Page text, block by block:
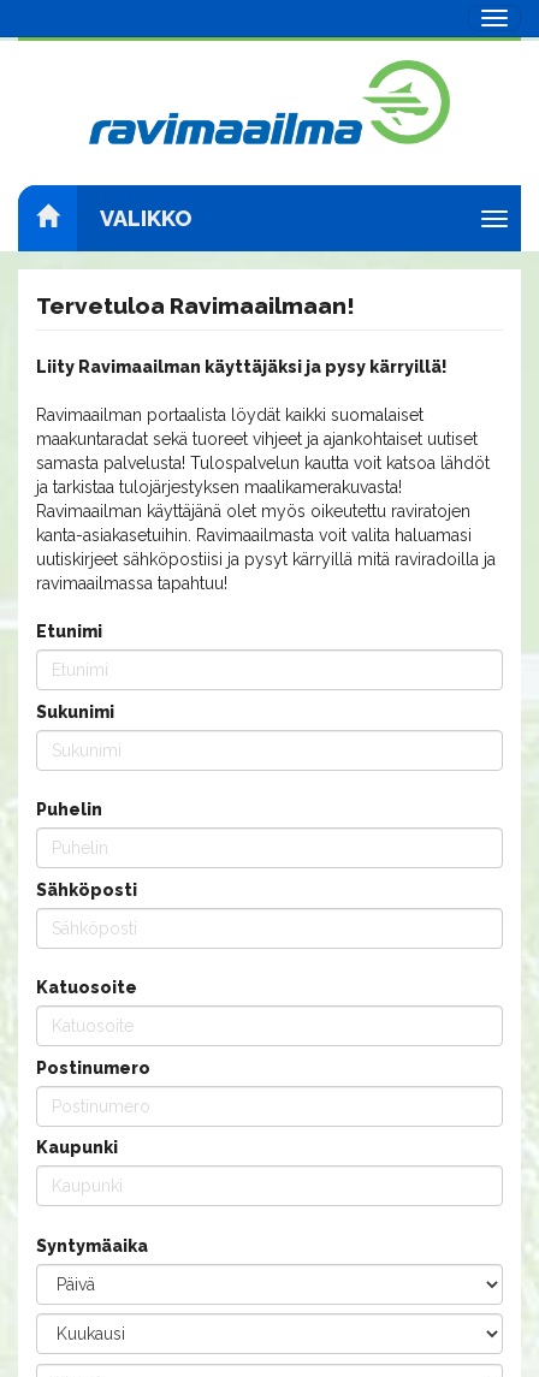
VALIKKO
Tervetuloa Ravimaailmaan!
Liity Ravimaailman käyttäjäksi ja pysy kärryillä!
Ravimaailman portaalista löydät kaikki suomalaiset
maakuntaradat sekä tuoreet vihjeet ja ajankohtaiset uutiset
samasta palvelusta! Tulospalvelun kautta voit katsoa lähdöt
ja tarkistaa tulojärjestyksen maalikamerakuvasta!
Ravimaailman käyttäjänä olet myös oikeutettu raviratojen
kanta-asiakasetuihin. Ravimaailmasta voit valita haluamasi
uutiskirjeet sähköpostiisi ja pysyt kärryillä mitä raviradoilla ja
ravimaailmassa tapahtuu!
Etunimi
Sukunimi
Puhelin
Sähköposti
Katuosoite
Postinumero
Kaupunki
Syntymäaika